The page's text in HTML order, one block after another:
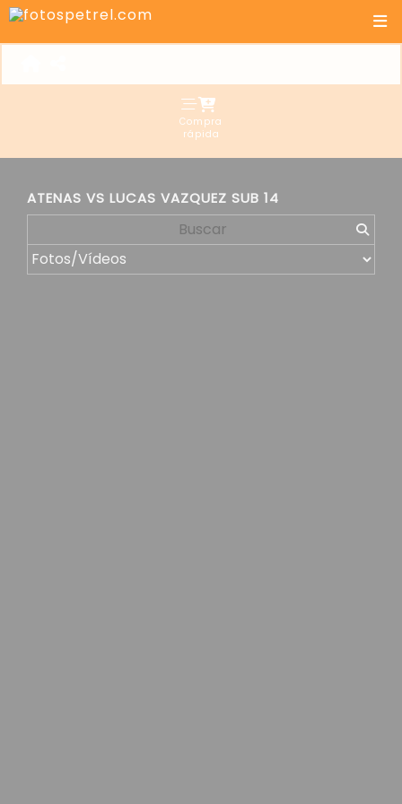
Compra
rápida
ATENAS VS LUCAS VAZQUEZ SUB 14